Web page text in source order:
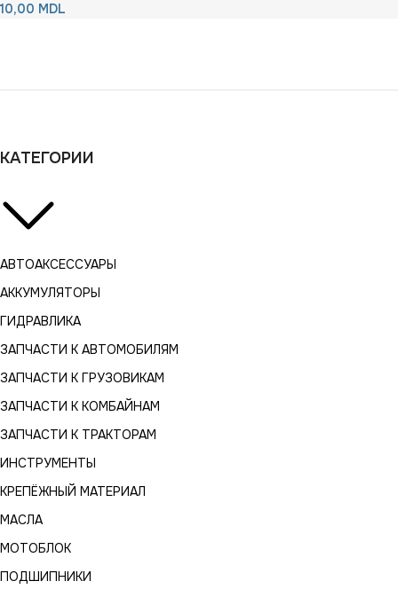
10,00 MDL
КАТЕГОРИИ
АВТОАКСЕССУАРЫ
АККУМУЛЯТОРЫ
ГИДРАВЛИКА
ЗАПЧАСТИ К АВТОМОБИЛЯМ
ЗАПЧАСТИ К ГРУЗОВИКАМ
ЗАПЧАСТИ К КОМБАЙНАМ
ЗАПЧАСТИ К ТРАКТОРАМ
ИНСТРУМЕНТЫ
КРЕПЁЖНЫЙ МАТЕРИАЛ
МАСЛА
МОТОБЛОК
ПОДШИПНИКИ